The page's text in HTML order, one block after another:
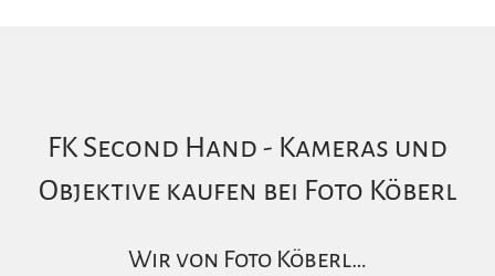
FK Second Hand - Kameras und
Objektive kaufen bei Foto Köberl
Wir von Foto Köberl…